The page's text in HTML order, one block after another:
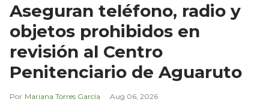
Aseguran teléfono, radio y
objetos prohibidos en
revisión al Centro
Penitenciario de Aguaruto
Mariana Torres García Aug 06, 2026